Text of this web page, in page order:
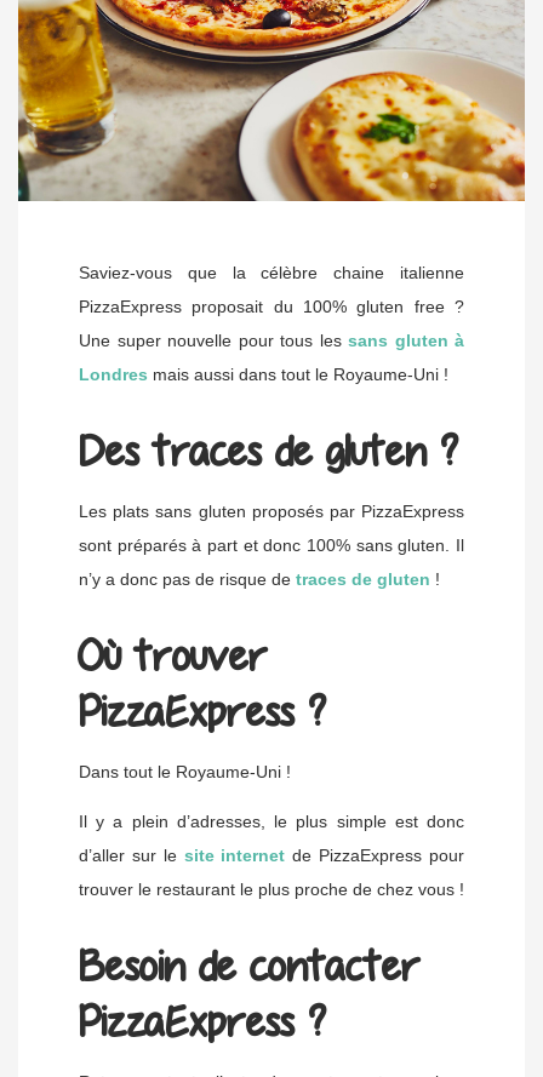
Saviez-vous que la célèbre chaine italienne
PizzaExpress proposait du 100% gluten free ?
Une super nouvelle pour tous les sans gluten à
Londres mais aussi dans tout le Royaume-Uni !
Des traces de gluten ?
Les plats sans gluten proposés par PizzaExpress
sont préparés à part et donc 100% sans gluten. Il
n’y a donc pas de risque de traces de gluten !
Où trouver
PizzaExpress ?
Dans tout le Royaume-Uni !
Il y a plein d’adresses, le plus simple est donc
d’aller sur le site internet de PizzaExpress pour
trouver le restaurant le plus proche de chez vous !
Besoin de contacter
PizzaExpress ?